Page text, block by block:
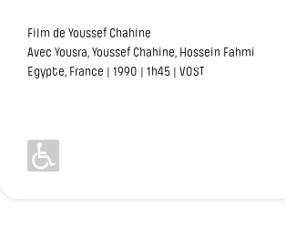
Film de Youssef Chahine
Avec Yousra, Youssef Chahine, Hossein Fahmi
Egypte, France | 1990 | 1h45 | VOST